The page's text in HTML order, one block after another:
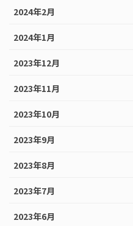
2024年2月
2024年1月
2023年12月
2023年11月
2023年10月
2023年9月
2023年8月
2023年7月
2023年6月